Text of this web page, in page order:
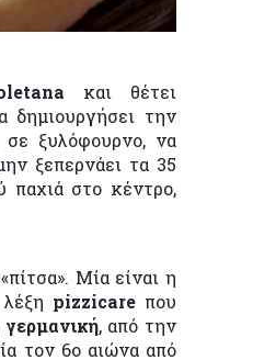
και θέτει
δημιουργήσει την
ξυλόφουρνο, να
ξεπερνάει τα 35
παχιά στο κέντρο,
Μία είναι η
pizzicareπου
γερμανική, από την
τον 6ο αιώνα από